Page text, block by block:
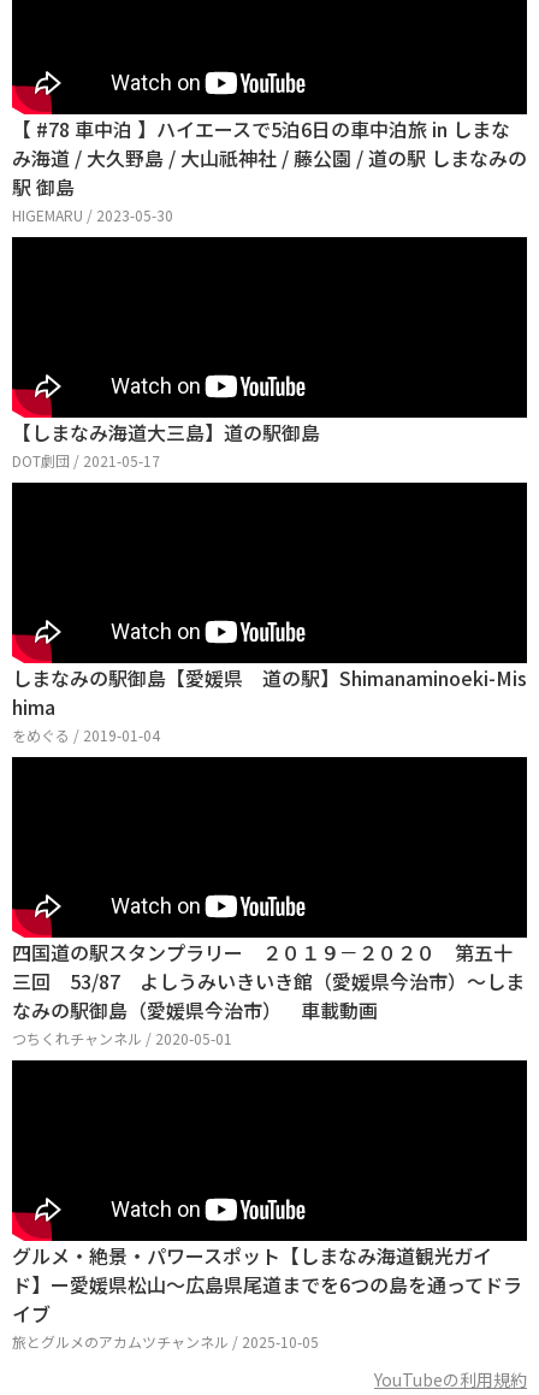
【 #78 車中泊 】ハイエースで5泊6日の車中泊旅 in しまな
み海道 / 大久野島 / 大山祇神社 / 藤公園 / 道の駅 しまなみの
駅 御島
HIGEMARU / 2023-05-30
【しまなみ海道大三島】道の駅御島
DOT劇団 / 2021-05-17
しまなみの駅御島【愛媛県 道の駅】Shimanaminoeki-Mis
hima
をめぐる / 2019-01-04
四国道の駅スタンプラリー ２０１９－２０２０ 第五十
三回 53/87 よしうみいきいき館（愛媛県今治市）～しま
なみの駅御島（愛媛県今治市） 車載動画
つちくれチャンネル / 2020-05-01
グルメ・絶景・パワースポット【しまなみ海道観光ガイ
ド】ー愛媛県松山～広島県尾道までを6つの島を通ってドラ
イブ
旅とグルメのアカムツチャンネル / 2025-10-05
YouTubeの利用規約